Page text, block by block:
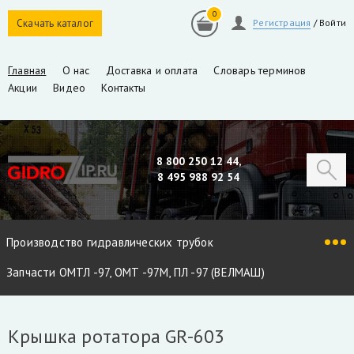
Скачать каталог Регистрация / Войти
0
Главная О нас Доставка и оплата
Словарь терминов
Акции
Видео Контакты
8 800 250 12 44,
8 495 988 92 54
Производство гидравлических трубок
Запчасти ОМТЛ -97, ОМТ -97М, ПЛ -97 (ВЕЛМАШ)
Запчасти Майман 90, 100, 110 / Атлант 90, 100
Крышка ротатора GR-603